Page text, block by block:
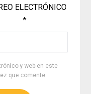
ELECTRÓNICO
*
y web en este
que comente.